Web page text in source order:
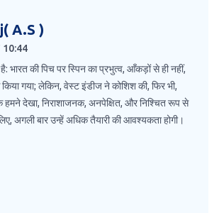
A.S )
10:44
भारत की पिच पर स्पिन का प्रभुत्व, आँकड़ों से ही नहीं,
गया; लेकिन, वेस्ट इंडीज ने कोशिश की, फिर भी,
हमने देखा, निराशाजनक, अनपेक्षित, और निश्चित रूप से
अगली बार उन्हें अधिक तैयारी की आवश्यकता होगी।